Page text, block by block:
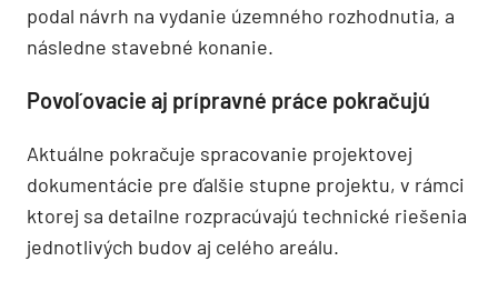
podal návrh na vydanie územného rozhodnutia, a
následne stavebné konanie.
Povoľovacie aj prípravné práce pokračujú
Aktuálne pokračuje spracovanie projektovej
dokumentácie pre ďalšie stupne projektu, v rámci
ktorej sa detailne rozpracúvajú technické riešenia
jednotlivých budov aj celého areálu.